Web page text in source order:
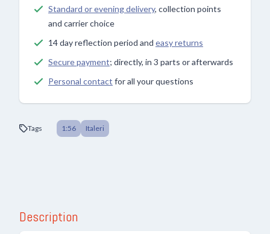
Standard or evening delivery, collection points
and carrier choice
14 day reflection period and easy returns
Secure payment; directly, in 3 parts or afterwards
Personal contact for all your questions
Tags 1:56 Italeri
Description